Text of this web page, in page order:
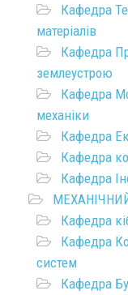
Кафедра
матеріалів
Кафедра
землеустрою
Кафедра
механіки
Кафедра
Кафедра
Кафедра
Кафедра
Кафедра
систем
Кафедра